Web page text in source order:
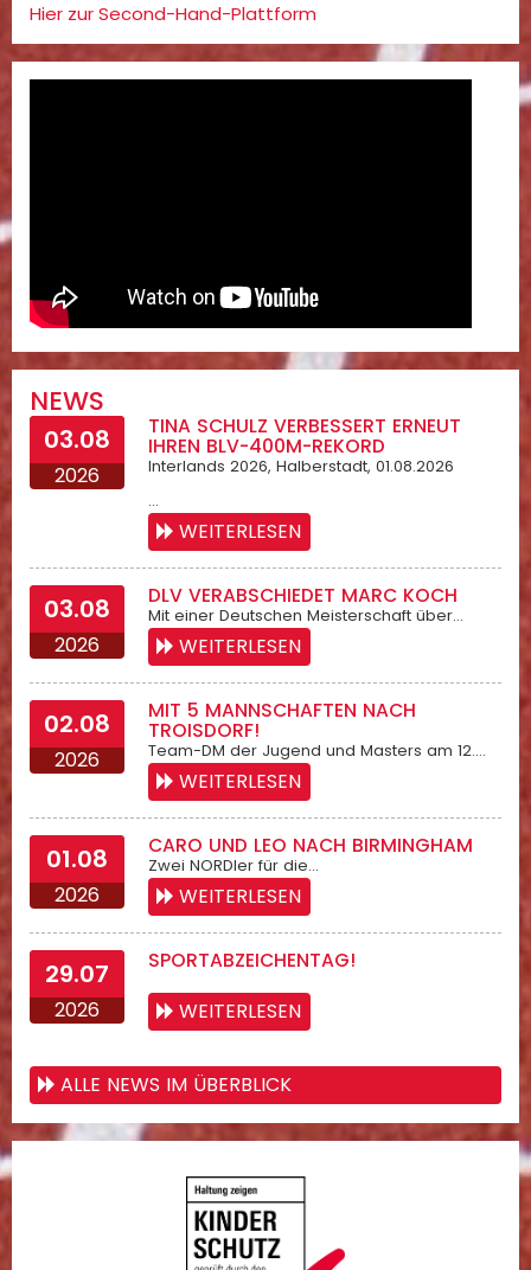
Hier zur Second-Hand-Plattform
NEWS
03.08
2026
TINA SCHULZ VERBESSERT ERNEUT
IHREN BLV-400M-REKORD
Interlands 2026, Halberstadt, 01.08.2026
…
WEITERLESEN
03.08
2026
DLV VERABSCHIEDET MARC KOCH
Mit einer Deutschen Meisterschaft über…
WEITERLESEN
02.08
2026
MIT 5 MANNSCHAFTEN NACH
TROISDORF!
Team-DM der Jugend und Masters am 12.…
WEITERLESEN
01.08
2026
CARO UND LEO NACH BIRMINGHAM
Zwei NORDler für die…
WEITERLESEN
29.07
2026
SPORTABZEICHENTAG!
WEITERLESEN
ALLE NEWS IM ÜBERBLICK